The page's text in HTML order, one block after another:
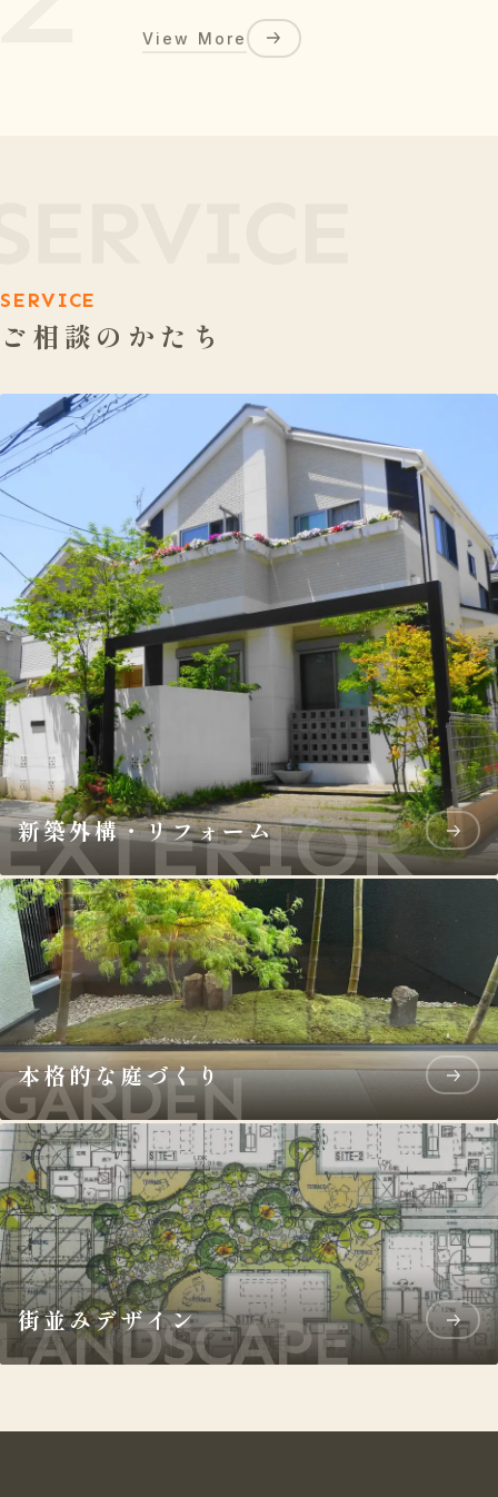
View More
SERVICE
ご相談のかたち
新築外構・リフォーム
本格的な庭づくり
街並みデザイン